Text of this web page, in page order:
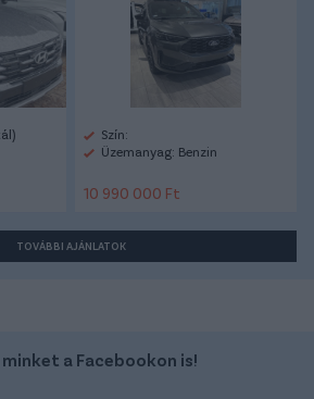
Szín:
Üzemanyag: Benzin
10 990 000 Ft
TOVÁBBI AJÁNLATOK
minket a Facebookon is!